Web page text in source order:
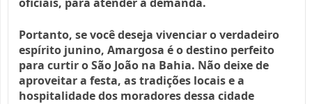
Portanto, se você deseja vivenciar o verdadeiro
espírito junino, Amargosa é o destino perfeito
para curtir o São João na Bahia. Não deixe de
aproveitar a festa, as tradições locais e a
hospitalidade dos moradores dessa cidade